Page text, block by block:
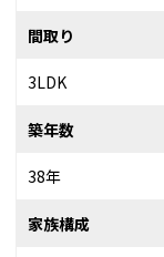
間取り
3LDK
築年数
38年
家族構成